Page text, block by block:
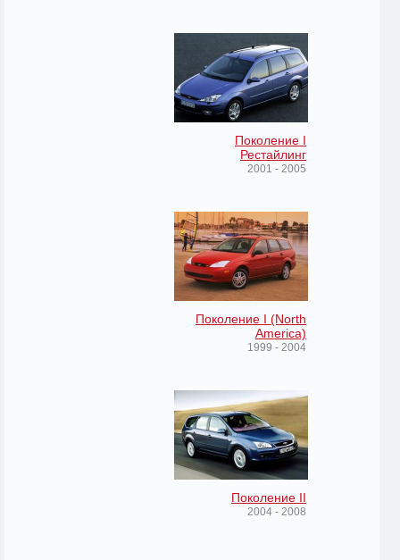
Поколение I
Рестайлинг
2001 - 2005
Поколение I (North
America)
1999 - 2004
Поколение II
2004 - 2008